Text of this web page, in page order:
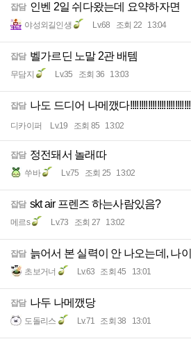
잡담 인벤 2일 쉬다왔는데 요약하자면
야성외길인생 Lv.68 조회 22 13:04
잡담 벨가르딘 노말 2관 배템
무담지 Lv.35 조회 36 13:03
잡담 나도 드디어 나메깼다
디카이퍼 Lv.19 조회 85 13:02
잡담 정전돼서 놀래따
쑤바 Lv.75 조회 25 13:02
잡담 skt air 프렌즈 하는사람있음?
메르s Lv.73 조회 27 13:02
잡담 늙어서 본 실력이 안 나오는데, 나
초보거너 Lv.63 조회 45 13:01
잡담 나두 나메깼당
도돌리스 Lv.71 조회 38 13:01